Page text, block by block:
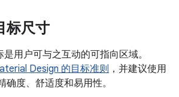
标尺寸
用户可与之互动的可指向区域。
Design 的目标准则 ，并建议使用
确度、舒适度和易用性。